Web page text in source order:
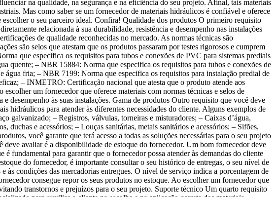
na qualidade, na segurança e na eficiência do seu projeto. Afinal, tais materiais
Mas como saber se um fornecedor de materiais hidráulicos é confiável e oferece
o seu parceiro ideal. Confira! Qualidade dos produtos O primeiro requisito
relacionada à sua durabilidade, resistência e desempenho nas instalações
de qualidade reconhecidas no mercado. As normas técnicas são
são selos que atestam que os produtos passaram por testes rigorosos e cumprem
que especifica os requisitos para tubos e conexões de PVC para sistemas prediais
quente; – NBR 15884: Norma que especifica os requisitos para tubos e conexões de
fria; – NBR 7199: Norma que especifica os requisitos para instalação predial de
– INMETRO: Certificação nacional que atesta que o produto atende aos
um fornecedor que oferece materiais com normas técnicas e selos de
desempenho às suas instalações. Gama de produtos Outro requisito que você deve
hidráulicos para atender às diferentes necessidades do cliente. Alguns exemplos de
galvanizado; – Registros, válvulas, torneiras e misturadores; – Caixas d’água,
duchas e acessórios; – Louças sanitárias, metais sanitários e acessórios; – Sifões,
você garante que terá acesso a todas as soluções necessárias para o seu projeto
avaliar é a disponibilidade de estoque do fornecedor. Um bom fornecedor deve
fundamental para garantir que o fornecedor possa atender às demandas do cliente
do fornecedor, é importante consultar o seu histórico de entregas, o seu nível de
às condições das mercadorias entregues. O nível de serviço indica a porcentagem de
consegue repor os seus produtos no estoque. Ao escolher um fornecedor que
transtornos e prejuízos para o seu projeto. Suporte técnico Um quarto requisito